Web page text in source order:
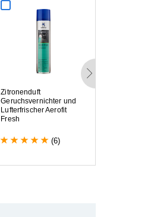
Zitronenduft
Geruchsvernichter und
LufterfrischerAerofit
Fresh
(6)